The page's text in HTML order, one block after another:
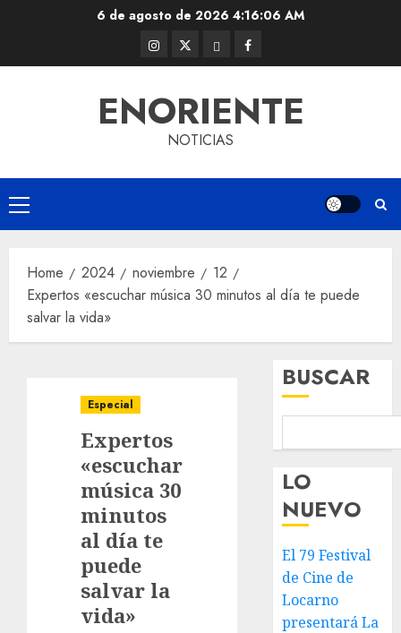
6 de agosto de 20264:16:07 AM
Instagram
@EnOriente
Twitter
(X)
ThreadsFacebook
ENORIENTE
NOTICIAS
Primary
Menu
Home 2024 noviembre
12
Expertos «escuchar música 30 minutos al día te puede
salvar la vida»
Especial
Expertos
«escuchar
música 30
minutos
al día te
puede
salvar la
vida»
BUSCAR
LO
NUEVO
El 79 Festival
de Cine de
Locarno
presentará La